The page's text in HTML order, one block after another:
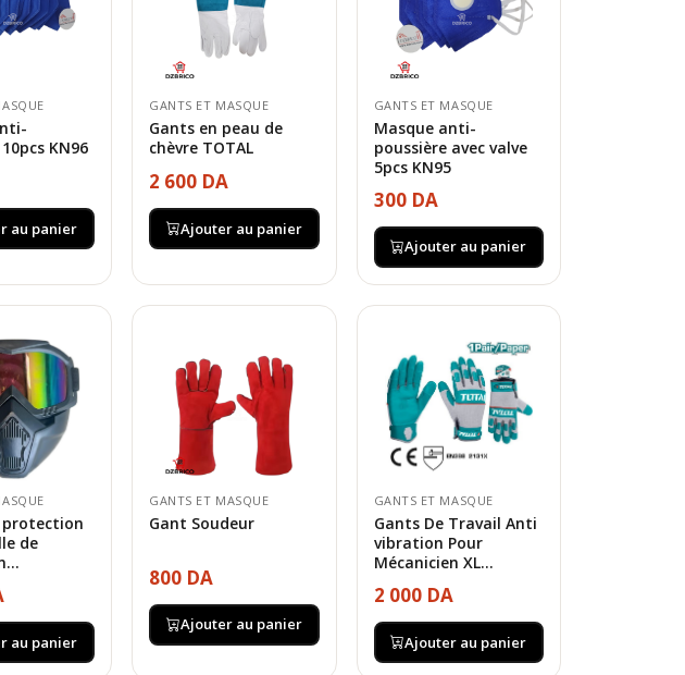
KN96
au panier
GANTS ET MASQUE
Gants en peau de
chèvre TOTAL
2 600 DA
Ajouter au panier
GANTS ET MASQUE
Masque anti-
poussière avec valve
5pcs KN95
300 DA
Ajouter au panier
protection
de
au panier
GANTS ET MASQUE
Gant Soudeur
800 DA
Ajouter au panier
GANTS ET MASQUE
Gants De Travail Anti
vibration Pour
Mécanicien XL...
2 000 DA
Ajouter au panier